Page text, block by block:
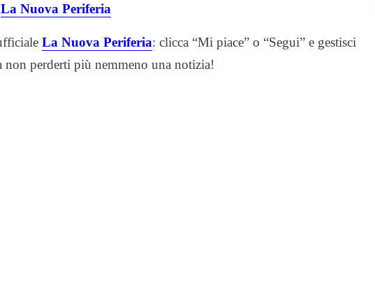
La Nuova Periferia
La Nuova Periferia: clicca “Mi piace” o “Segui” e gestisci
perderti più nemmeno una notizia!